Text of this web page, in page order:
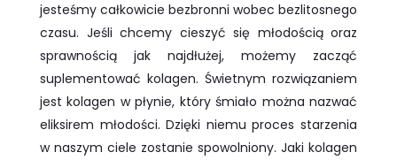
jesteśmy całkowicie bezbronni wobec bezlitosnego
czasu. Jeśli chcemy cieszyć się młodością oraz
sprawnością jak najdłużej, możemy zacząć
suplementować kolagen. Świetnym rozwiązaniem
jest kolagen w płynie, który śmiało można nazwać
eliksirem młodości. Dzięki niemu proces starzenia
w naszym ciele zostanie spowolniony. Jaki kolagen